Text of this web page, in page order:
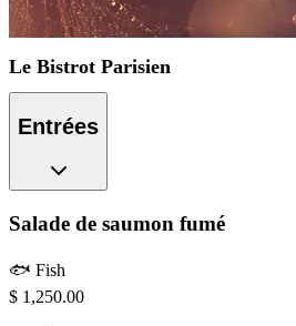
Le Bistrot Parisien
Entrées
Salade de saumon fumé
🐟 Fish
$ 1,250.00